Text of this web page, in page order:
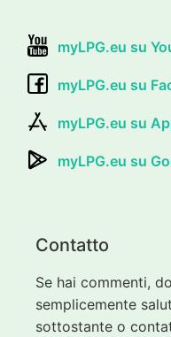
myLPG.eu su
myLPG.eu su
myLPG.eu su
myLPG.eu su
Contatto
Se hai commenti,
semplicemente
sottostante o